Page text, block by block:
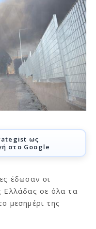
ως
στο Google
έδωσαν οι
Ελλάδας σε όλα τα
μεσημέρι της